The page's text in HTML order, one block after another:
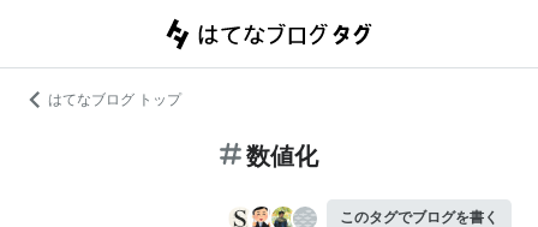
はてなブログ トップ
数値化
このタグでブログを書く